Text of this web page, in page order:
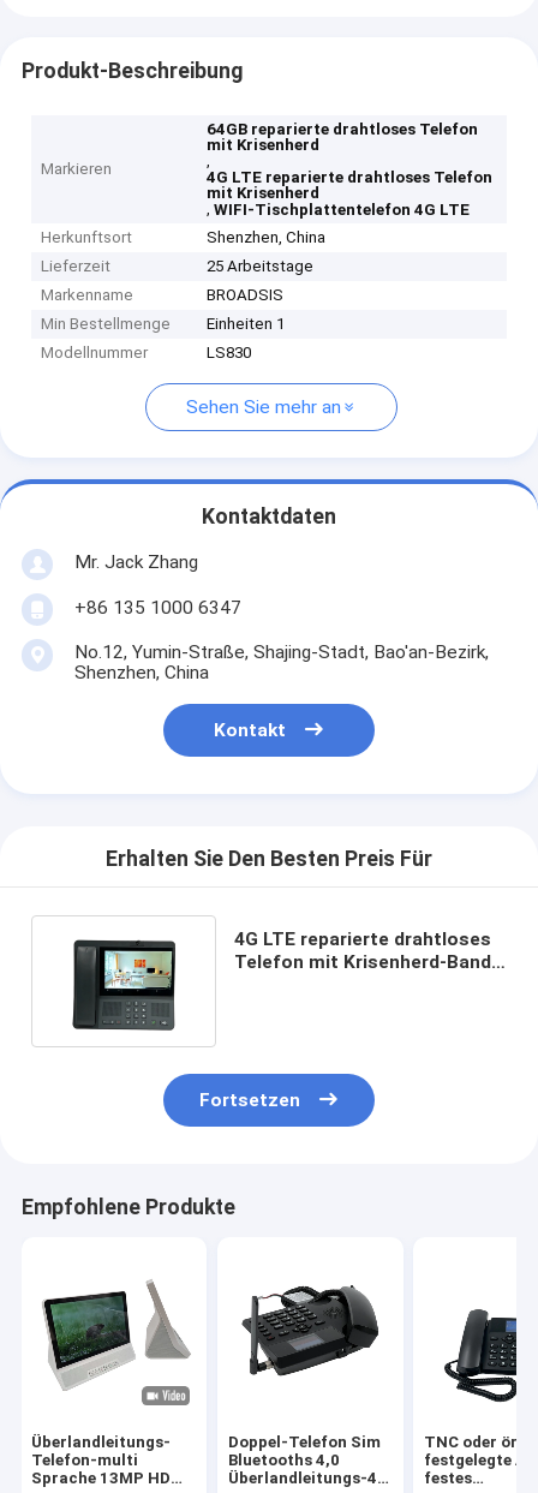
Produkt-Beschreibung
Markieren
64GB reparierte drahtloses Telefon
mit Krisenherd
,
4G LTE reparierte drahtloses Telefon
mit Krisenherd
,WIFI-Tischplattentelefon 4G LTE
Herkunftsort
Shenzhen, China
Lieferzeit
25 Arbeitstage
Markenname
BROADSIS
Min Bestellmenge
Einheiten 1
Modellnummer
LS830
Sehen Sie mehr an
Kontaktdaten
Mr. Jack Zhang
+86 135 1000 6347
No.12, Yumin-Straße, Shajing-Stadt, Bao'an-Bezirk,
Shenzhen, China
Kontakt
Erhalten Sie Den Besten Preis Für
4G LTE reparierte drahtloses
Telefon mit Krisenherd-Band-
Fortsetzen
Empfohlene Produkte
Überlandleitungs-
Telefon-multi
Sprache 13MP HD
Doppel-Telefon Sim
Bluetooths 4,0
Überlandleitungs-4G
TNC oder
festgelegte
festes